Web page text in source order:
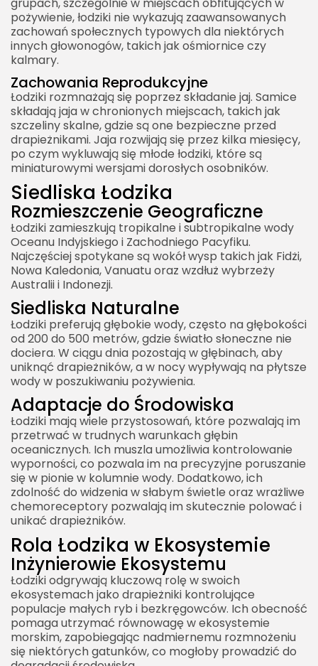
pożywienie, łodziki nie wykazują zaawansowanych
zachowań społecznych typowych dla niektórych
innych głowonogów, takich jak ośmiornice czy
kalmary.
Zachowania Reprodukcyjne
Łodziki rozmnażają się poprzez składanie jaj. Samice
składają jaja w chronionych miejscach, takich jak
szczeliny skalne, gdzie są one bezpieczne przed
drapieżnikami. Jaja rozwijają się przez kilka miesięcy,
po czym wykluwają się młode łodziki, które są
miniaturowymi wersjami dorosłych osobników.
Siedliska Łodzika
Rozmieszczenie Geograficzne
Łodziki zamieszkują tropikalne i subtropikalne wody
Oceanu Indyjskiego i Zachodniego Pacyfiku.
Najczęściej spotykane są wokół wysp takich jak Fidżi,
Nowa Kaledonia, Vanuatu oraz wzdłuż wybrzeży
Australii i Indonezji.
Siedliska Naturalne
Łodziki preferują głębokie wody, często na głębokości
od 200 do 500 metrów, gdzie światło słoneczne nie
dociera. W ciągu dnia pozostają w głębinach, aby
uniknąć drapieżników, a w nocy wypływają na płytsze
wody w poszukiwaniu pożywienia.
Adaptacje do Środowiska
Łodziki mają wiele przystosowań, które pozwalają im
przetrwać w trudnych warunkach głębin
oceanicznych. Ich muszla umożliwia kontrolowanie
wyporności, co pozwala im na precyzyjne poruszanie
się w pionie w kolumnie wody. Dodatkowo, ich
zdolność do widzenia w słabym świetle oraz wrażliwe
chemoreceptory pozwalają im skutecznie polować i
unikać drapieżników.
Rola Łodzika w Ekosystemie
Inżynierowie Ekosystemu
Łodziki odgrywają kluczową rolę w swoich
ekosystemach jako drapieżniki kontrolujące
populacje małych ryb i bezkręgowców. Ich obecność
pomaga utrzymać równowagę w ekosystemie
morskim, zapobiegając nadmiernemu rozmnożeniu
się niektórych gatunków, co mogłoby prowadzić do